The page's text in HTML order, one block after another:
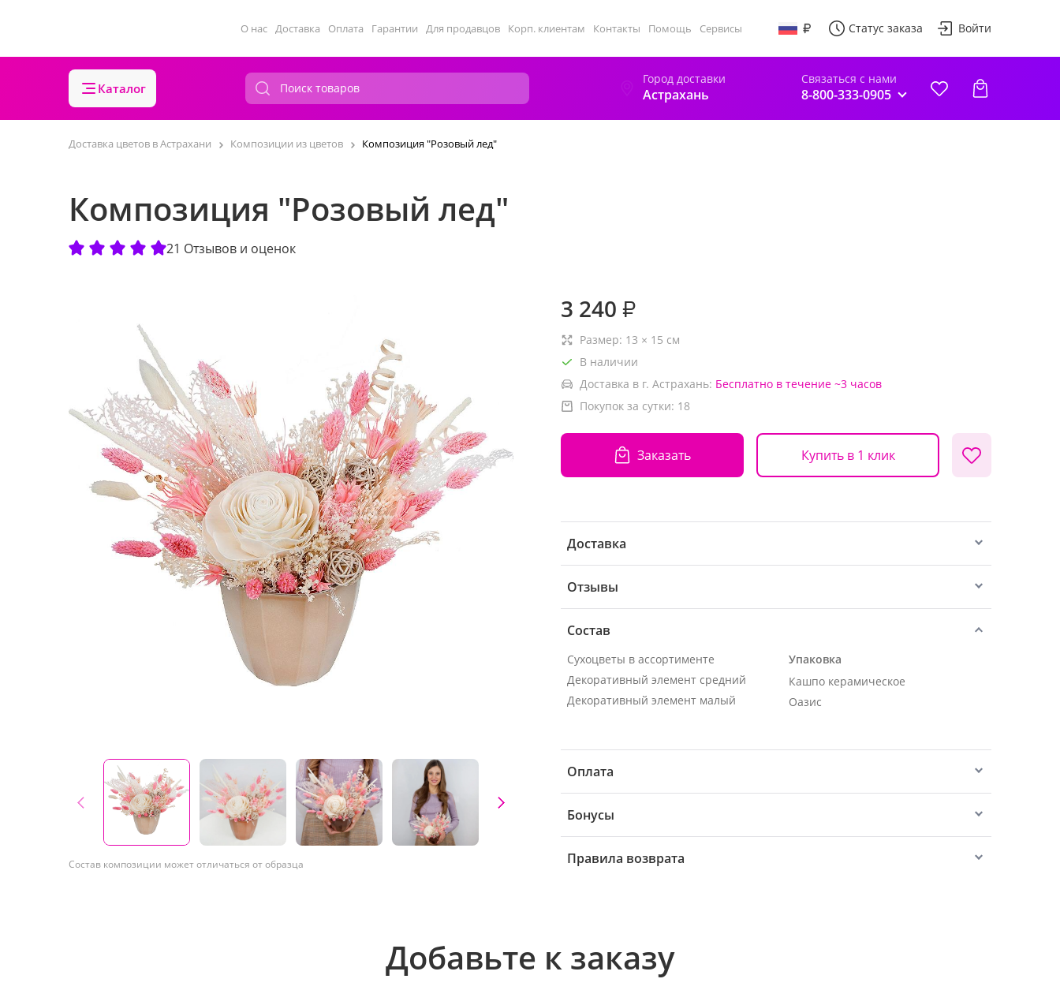
О нас Доставка Оплата Гарантии Для продавцов Корп. клиентам Контакты Помощь Сервисы Статус заказа Войти
Каталог
Город доставки
Астрахань
Связаться с нами
8-800-333-0905
Доставка цветов в Астрахани Композиции из цветов Композиция "Розовый лед"
Композиция "Розовый лед"
21 Отзывов и оценок
Состав композиции может отличаться от образца
3 240 ₽
Размер: 13 × 15 см
В наличии
Доставка в г. Астрахань: Бесплатно в течение ~3 часов
Покупок за сутки: 18
Заказать Купить в 1 клик
Доставка
Отзывы
Состав
Сухоцветы в ассортименте
Декоративный элемент средний
Декоративный элемент малый
Упаковка
Кашпо керамическое
Оазис
Оплата
Бонусы
Правила возврата
Добавьте к заказу